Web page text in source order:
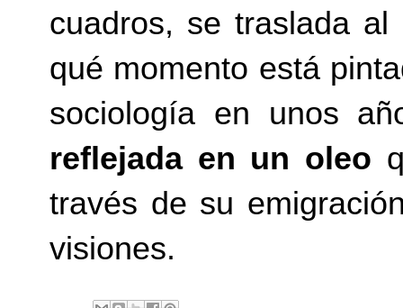
cuadros, se traslada
qué momento está
sociología en unos
reflejada en un oleo
través de su
visiones.